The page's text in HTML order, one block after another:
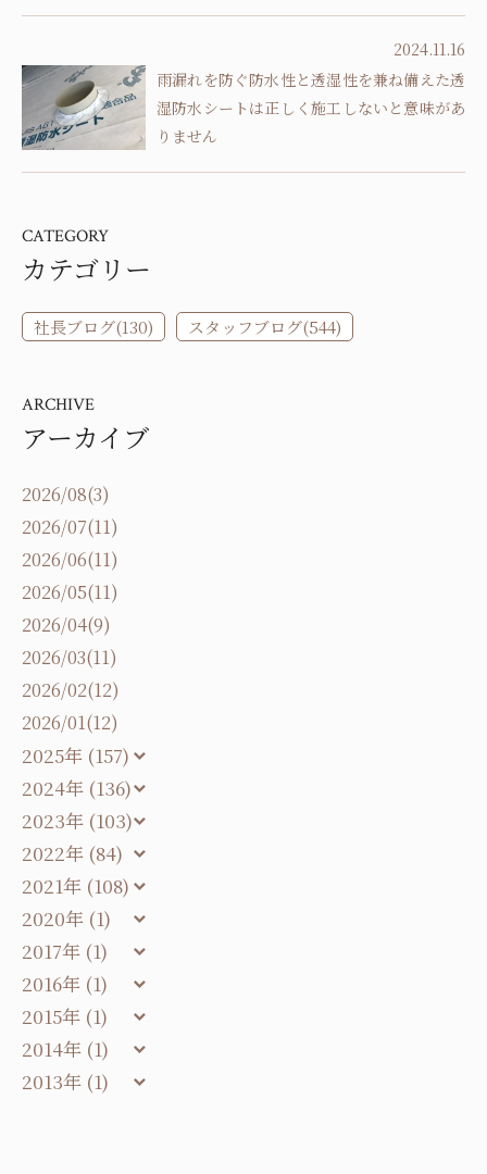
2024.11.16
雨漏れを防ぐ防水性と透湿性を兼ね備えた透
湿防水シートは正しく施工しないと意味があ
りません
CATEGORY
カテゴリー
社長ブログ(130) スタッフブログ(544)
ARCHIVE
アーカイブ
2026/08(3)
2026/07(11)
2026/06(11)
2026/05(11)
2026/04(9)
2026/03(11)
2026/02(12)
2026/01(12)
2025年 (157)
2024年 (136)
2023年 (103)
2022年 (84)
2021年 (108)
2020年 (1)
2017年 (1)
2016年 (1)
2015年 (1)
2014年 (1)
2013年 (1)